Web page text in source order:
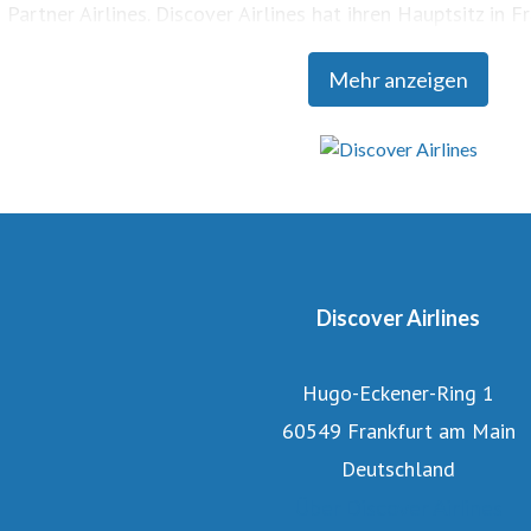
Mehr anzeigen
Partner Airlines. Discover Airlines hat ihren Hauptsitz in
Flotte von 33 Flugzeugen und beschäftigt rund 2200
discover-airlines.com, allen Buchungskanälen und
Discover Airlines
Hugo-Eckener-Ring 1
60549 Frankfurt am Main
Deutschland